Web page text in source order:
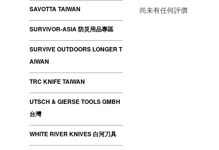
SAVOTTA TAIWAN
SURVIVOR-ASIA 防災用品專區
SURVIVE OUTDOORS LONGER T
AIWAN
TRC KNIFE TAIWAN
UTSCH & GIERSE TOOLS GMBH
台灣
WHITE RIVER KNIVES 白河刀具
尚未有任何評價